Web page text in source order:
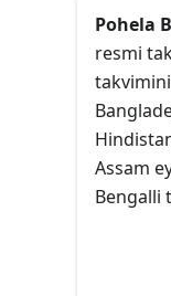
takvim
1
Birçok
olarak
Pohela
resmi
Assam
Bengalli